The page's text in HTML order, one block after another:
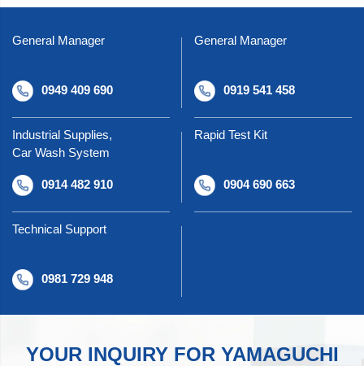
General Manager
0949 409 690
General Manager
0919 541 458
Industrial Supplies,
Car Wash System
0914 482 910
Rapid Test Kit
0904 690 663
Technical Support
0981 729 948
YOUR INQUIRY FOR YAMAGUCHI